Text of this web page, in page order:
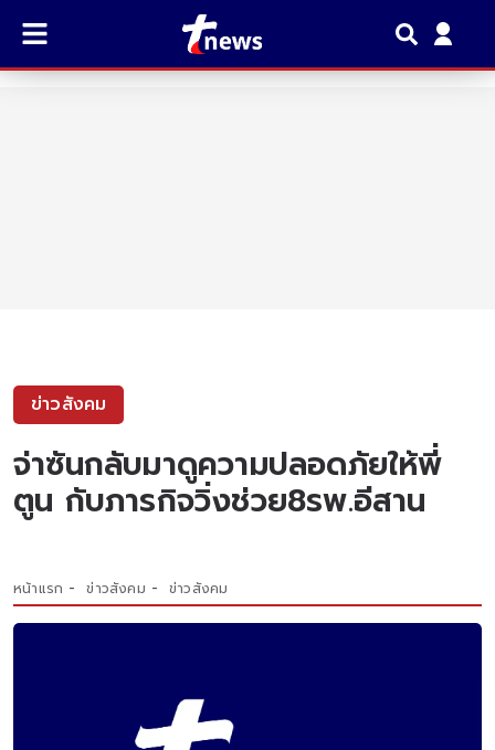
ข่าวสังคม
จ่าซันกลับมาดูความปลอดภัยให้พี่
ตูน กับภารกิจวิ่งช่วย8รพ.อีสาน
หน้าแรก ข่าวสังคม ข่าวสังคม